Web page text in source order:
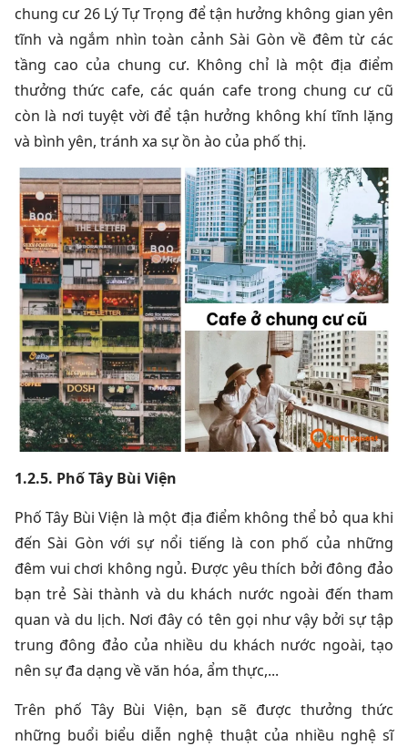
chung cư 26 Lý Tự Trọng để tận hưởng không gian yên
tĩnh và ngắm nhìn toàn cảnh Sài Gòn về đêm từ các
tầng cao của chung cư. Không chỉ là một địa điểm
thưởng thức cafe, các quán cafe trong chung cư cũ
còn là nơi tuyệt vời để tận hưởng không khí tĩnh lặng
và bình yên, tránh xa sự ồn ào của phố thị.
1.2.5. Phố Tây Bùi Viện
Phố Tây Bùi Viện là một địa điểm không thể bỏ qua khi
đến Sài Gòn với sự nổi tiếng là con phố của những
đêm vui chơi không ngủ. Được yêu thích bởi đông đảo
bạn trẻ Sài thành và du khách nước ngoài đến tham
quan và du lịch. Nơi đây có tên gọi như vậy bởi sự tập
trung đông đảo của nhiều du khách nước ngoài, tạo
nên sự đa dạng về văn hóa, ẩm thực,...
Trên phố Tây Bùi Viện, bạn sẽ được thưởng thức
những buổi biểu diễn nghệ thuật của nhiều nghệ sĩ